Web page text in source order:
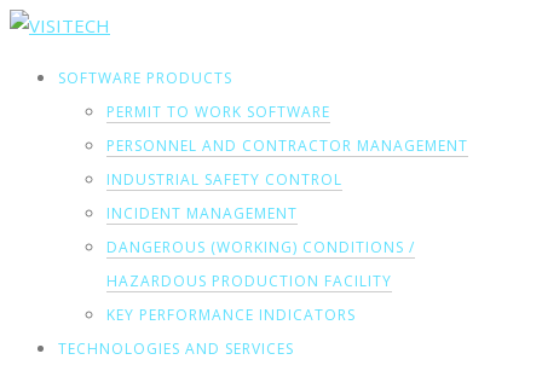
SOFTWARE PRODUCTS
PERMIT TO WORK SOFTWARE
PERSONNEL AND CONTRACTOR MANAGEMENT
INDUSTRIAL SAFETY CONTROL
INCIDENT MANAGEMENT
DANGEROUS (WORKING) CONDITIONS /
HAZARDOUS PRODUCTION FACILITY
KEY PERFORMANCE INDICATORS
TECHNOLOGIES AND SERVICES